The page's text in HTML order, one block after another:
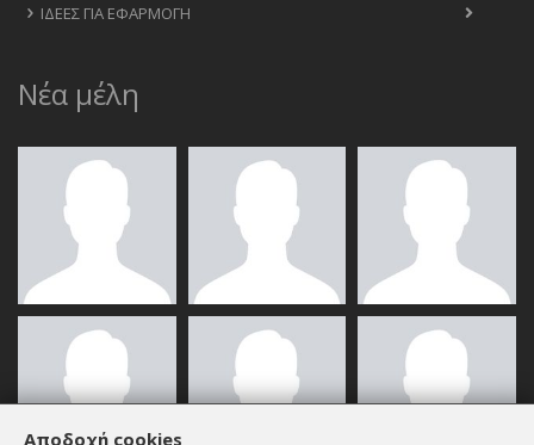
ΙΔΈΕΣ ΓΙΑ ΕΦΑΡΜΟΓΉ
Νέα μέλη
Αποδοχή cookies